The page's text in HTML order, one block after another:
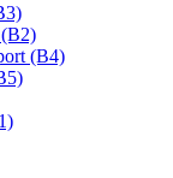
(B4)